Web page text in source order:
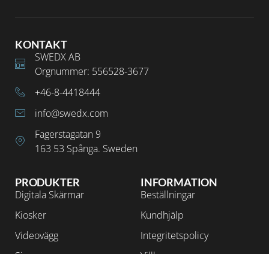
INFORMATION
Beställningar
Kundhjälp
Integritetspolicy
PRODUKTER
Digitala Skärmar
Kiosker
Videovägg
KONTAKT
SWEDX AB
Orgnummer: 556528-3677
+46-8-4418444
info@swedx.com
Fagerstagatan 9
163 53 Spånga. Sweden